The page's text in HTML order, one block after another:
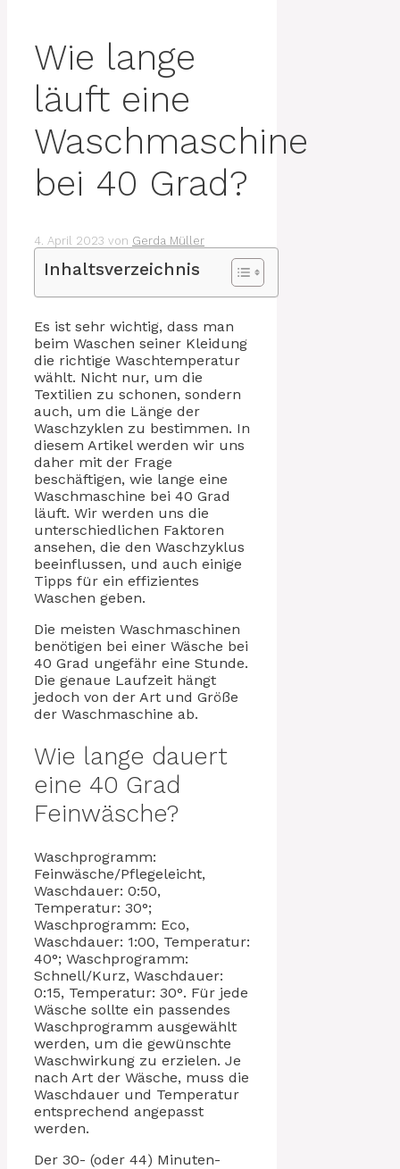
Wie lange
läuft eine
Waschmaschine
bei 40 Grad?
4. April 2023 von Gerda Müller
Inhaltsverzeichnis
Es ist sehr wichtig, dass man
beim Waschen seiner Kleidung
die richtige Waschtemperatur
wählt. Nicht nur, um die
Textilien zu schonen, sondern
auch, um die Länge der
Waschzyklen zu bestimmen. In
diesem Artikel werden wir uns
daher mit der Frage
beschäftigen, wie lange eine
Waschmaschine bei 40 Grad
läuft. Wir werden uns die
unterschiedlichen Faktoren
ansehen, die den Waschzyklus
beeinflussen, und auch einige
Tipps für ein effizientes
Waschen geben.
Die meisten Waschmaschinen
benötigen bei einer Wäsche bei
40 Grad ungefähr eine Stunde.
Die genaue Laufzeit hängt
jedoch von der Art und Größe
der Waschmaschine ab.
Wie lange dauert
eine 40 Grad
Feinwäsche?
Waschprogramm:
Feinwäsche/Pflegeleicht,
Waschdauer: 0:50,
Temperatur: 30°;
Waschprogramm: Eco,
Waschdauer: 1:00, Temperatur:
40°; Waschprogramm:
Schnell/Kurz, Waschdauer:
0:15, Temperatur: 30°. Für jede
Wäsche sollte ein passendes
Waschprogramm ausgewählt
werden, um die gewünschte
Waschwirkung zu erzielen. Je
nach Art der Wäsche, muss die
Waschdauer und Temperatur
entsprechend angepasst
werden.
Der 30- (oder 44) Minuten-